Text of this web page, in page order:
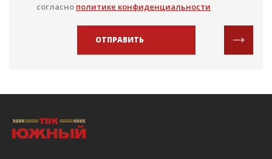
согласно политике конфиденциальности
ОТПРАВИТЬ